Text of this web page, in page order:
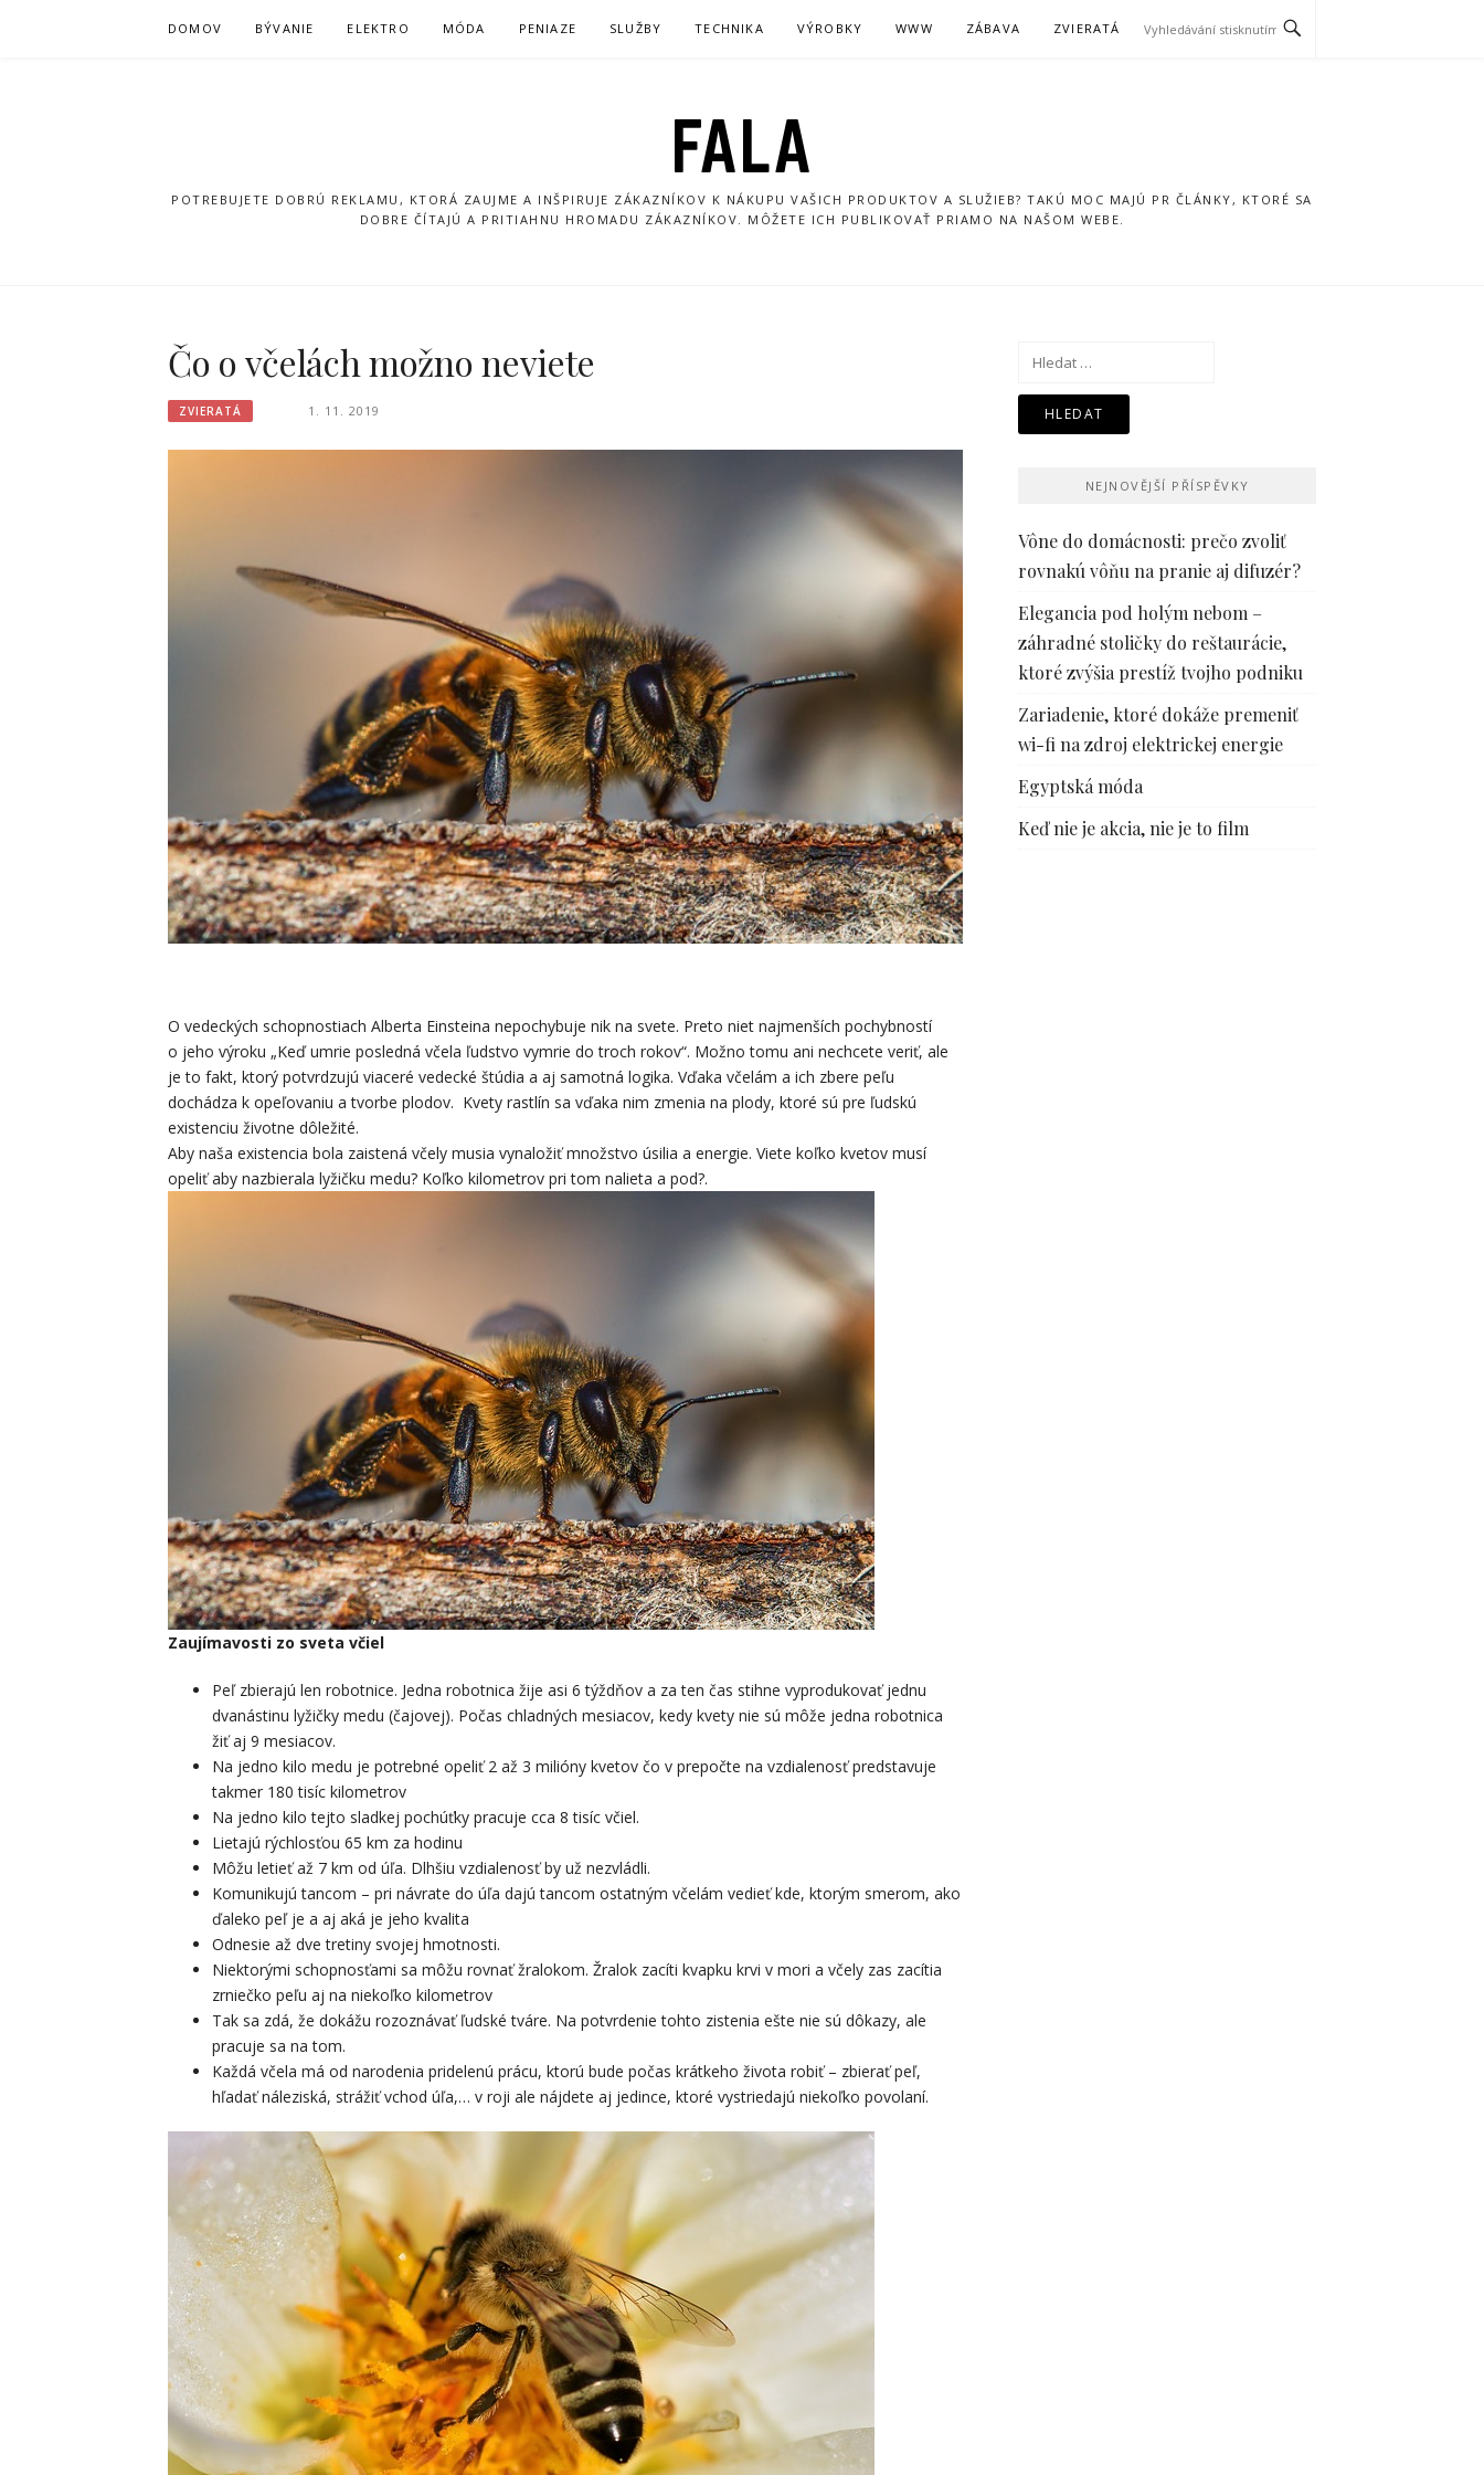
DOMOV BÝVANIE ELEKTRO MÓDA PENIAZE SLUŽBY TECHNIKA VÝROBKY WWW ZÁBAVA ZVIERATÁ
FALA
POTREBUJETE DOBRÚ REKLAMU, KTORÁ ZAUJME A INŠPIRUJE ZÁKAZNÍKOV K NÁKUPU VAŠICH PRODUKTOV A SLUŽIEB? TAKÚ MOC MAJÚ PR ČLÁNKY, KTORÉ SA
DOBRE ČÍTAJÚ A PRITIAHNU HROMADU ZÁKAZNÍKOV. MÔŽETE ICH PUBLIKOVAŤ PRIAMO NA NAŠOM WEBE.
Čo o včelách možno neviete
ZVIERATÁ 1. 11. 2019
O vedeckých schopnostiach Alberta Einsteina nepochybuje nik na svete. Preto niet najmenších pochybností
o jeho výroku „Keď umrie posledná včela ľudstvo vymrie do troch rokov“. Možno tomu ani nechcete veriť, ale
je to fakt, ktorý potvrdzujú viaceré vedecké štúdia a aj samotná logika. Vďaka včelám a ich zbere peľu
dochádza k opeľovaniu a tvorbe plodov. Kvety rastlín sa vďaka nim zmenia na plody, ktoré sú pre ľudskú
existenciu životne dôležité.
Aby naša existencia bola zaistená včely musia vynaložiť množstvo úsilia a energie. Viete koľko kvetov musí
opeliť aby nazbierala lyžičku medu? Koľko kilometrov pri tom nalieta a pod?.
Zaujímavosti zo sveta včiel
Peľ zbierajú len robotnice. Jedna robotnica žije asi 6 týždňov a za ten čas stihne vyprodukovať jednu
dvanástinu lyžičky medu (čajovej). Počas chladných mesiacov, kedy kvety nie sú môže jedna robotnica
žiť aj 9 mesiacov.
Na jedno kilo medu je potrebné opeliť 2 až 3 milióny kvetov čo v prepočte na vzdialenosť predstavuje
takmer 180 tisíc kilometrov
Na jedno kilo tejto sladkej pochúťky pracuje cca 8 tisíc včiel.
Lietajú rýchlosťou 65 km za hodinu
Môžu letieť až 7 km od úľa. Dlhšiu vzdialenosť by už nezvládli.
Komunikujú tancom – pri návrate do úľa dajú tancom ostatným včelám vedieť kde, ktorým smerom, ako
ďaleko peľ je a aj aká je jeho kvalita
Odnesie až dve tretiny svojej hmotnosti.
Niektorými schopnosťami sa môžu rovnať žralokom. Žralok zacíti kvapku krvi v mori a včely zas zacítia
zrniečko peľu aj na niekoľko kilometrov
Tak sa zdá, že dokážu rozoznávať ľudské tváre. Na potvrdenie tohto zistenia ešte nie sú dôkazy, ale
pracuje sa na tom.
Každá včela má od narodenia pridelenú prácu, ktorú bude počas krátkeho života robiť – zbierať peľ,
hľadať náleziská, strážiť vchod úľa,… v roji ale nájdete aj jedince, ktoré vystriedajú niekoľko povolaní.
Vyhledávání
NEJNOVĚJŠÍ PŘÍSPĚVKY
Vône do domácnosti: prečo zvoliť
rovnakú vôňu na pranie aj difuzér?
Elegancia pod holým nebom –
záhradné stoličky do reštaurácie,
ktoré zvýšia prestíž tvojho podniku
Zariadenie, ktoré dokáže premeniť
wi-fi na zdroj elektrickej energie
Egyptská móda
Keď nie je akcia, nie je to film